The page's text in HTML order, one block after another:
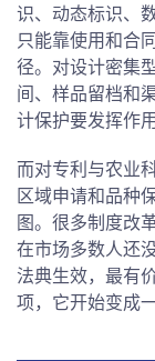
识、动态标识、
只能靠使用和合
径。对设计密集
间、样品留档和
计保护要发挥作
而对专利与农业
区域申请和品种
图。很多制度改
在市场多数人还
法典生效，最有
项，它开始变成